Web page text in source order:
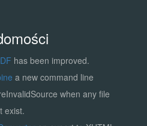
has been improved.
a new command line
when any file
exist.